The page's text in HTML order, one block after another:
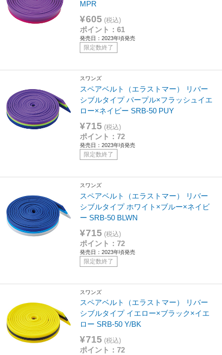
MPR
¥605 (税込)
ポイント：61
発売日：2023年頃発売
限定数終了
スワンズ
スペアベルト（エラストマー） リバー
シブルタイプ パープル×フラッシュイエ
ロー×ネイビー SRB-50 PUY
¥715 (税込)
ポイント：72
発売日：2023年頃発売
限定数終了
スワンズ
スペアベルト（エラストマー） リバー
シブルタイプ ホワイト×ブルー×ネイビ
ー SRB-50 BLWN
¥715 (税込)
ポイント：72
発売日：2023年頃発売
限定数終了
スワンズ
スペアベルト（エラストマー） リバー
シブルタイプ イエロー×ブラック×イエ
ロー SRB-50 Y/BK
¥715 (税込)
ポイント：72